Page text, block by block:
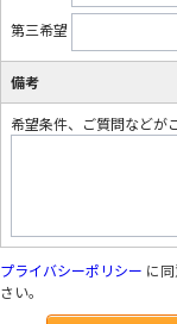
第三希望
備考
希望条件、ご質問などが
プライバシーポリシー に
さい。